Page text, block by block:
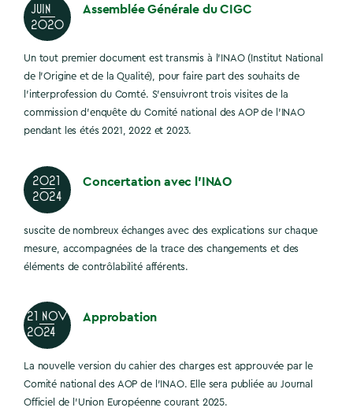
JUIN
2020
Assemblée Générale du CIGC
Un tout premier document est transmis à l’INAO (Institut National
de l’Origine et de la Qualité), pour faire part des souhaits de
l’interprofession du Comté. S’ensuivront trois visites de la
commission d’enquête du Comité national des AOP de l’INAO
pendant les étés 2021, 2022 et 2023.
2021
2024
Concertation avec l’INAO
suscite de nombreux échanges avec des explications sur chaque
mesure, accompagnées de la trace des changements et des
éléments de contrôlabilité afférents.
21 nov
2024
Approbation
La nouvelle version du cahier des charges est approuvée par le
Comité national des AOP de l’INAO. Elle sera publiée au Journal
Officiel de l’Union Européenne courant 2025.